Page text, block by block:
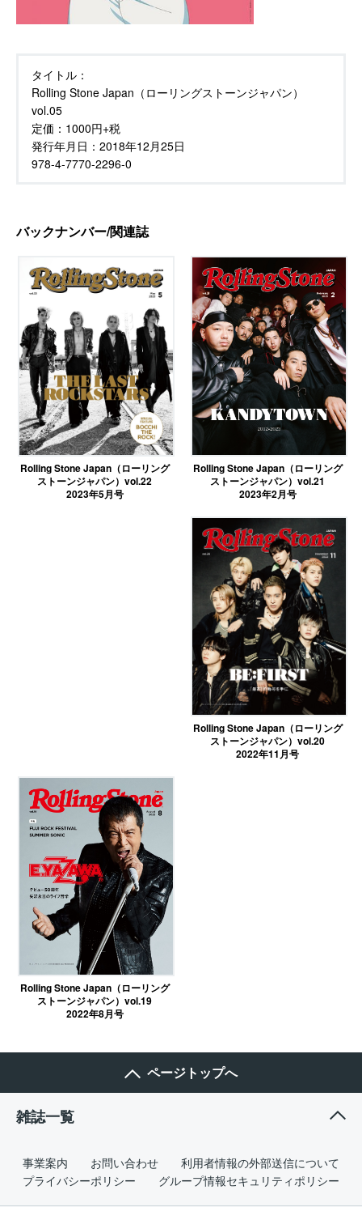
タイトル：
Rolling Stone Japan（ローリングストーンジャパン）
vol.05
定価： 1000円+税
発行年月日： 2018年12月25日
978-4-7770-2296-0
バックナンバー/関連誌
Rolling Stone Japan（ローリング
ストーンジャパン）vol.22
2023年5月号
Rolling Stone Japan（ローリング
ストーンジャパン）vol.21
2023年2月号
Rolling Stone Japan（ローリング
ストーンジャパン）vol.20
2022年11月号
Rolling Stone Japan（ローリング
ストーンジャパン）vol.19
2022年8月号
ページトップへ
雑誌一覧
事業案内 お問い合わせ
利用者情報の外部送信について
プライバシーポリシー
グループ情報セキュリティポリシー